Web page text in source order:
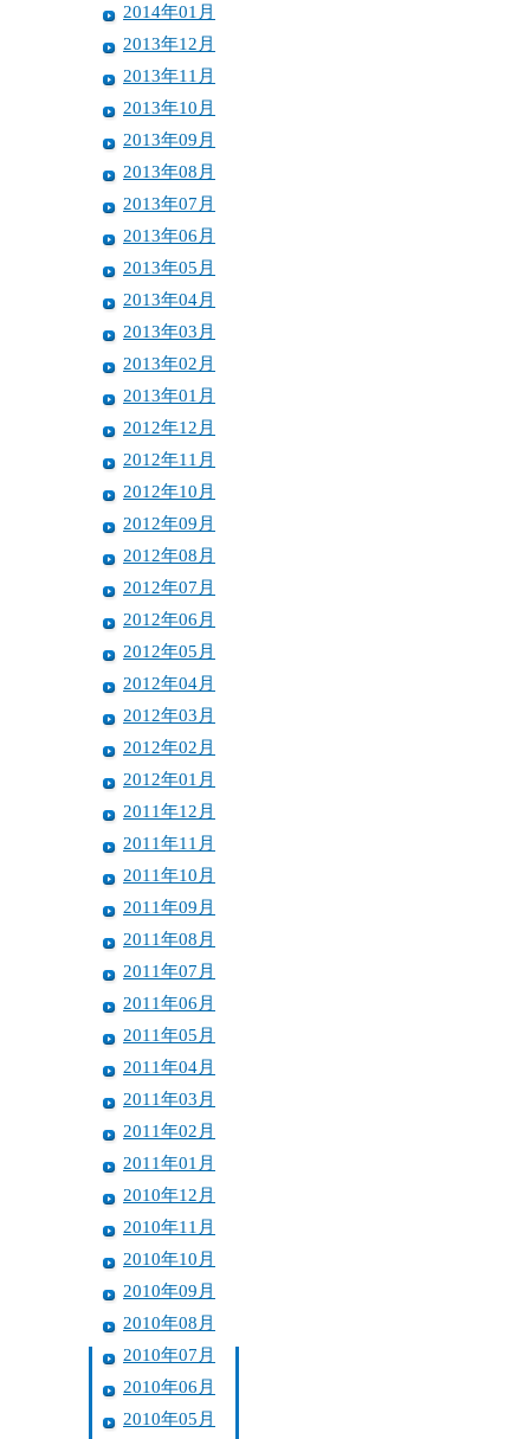
2014年01月
2013年12月
2013年11月
2013年10月
2013年09月
2013年08月
2013年07月
2013年06月
2013年05月
2013年04月
2013年03月
2013年02月
2013年01月
2012年12月
2012年11月
2012年10月
2012年09月
2012年08月
2012年07月
2012年06月
2012年05月
2012年04月
2012年03月
2012年02月
2012年01月
2011年12月
2011年11月
2011年10月
2011年09月
2011年08月
2011年07月
2011年06月
2011年05月
2011年04月
2011年03月
2011年02月
2011年01月
2010年12月
2010年11月
2010年10月
2010年09月
2010年08月
2010年07月
2010年06月
2010年05月